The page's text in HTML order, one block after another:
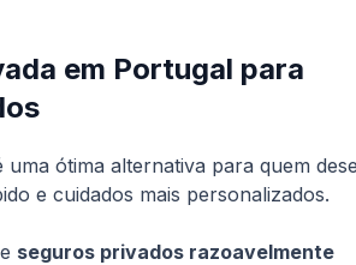
em Portugal para
uma ótima alternativa para quem
e cuidados mais personalizados.
seguros privados razoavelmente